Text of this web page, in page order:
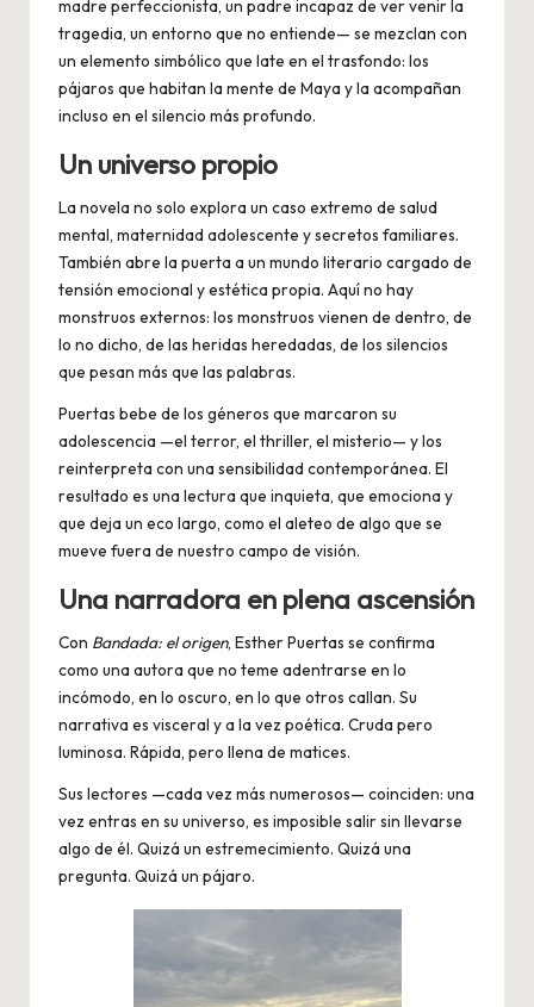
madre perfeccionista, un padre incapaz de ver venir la
tragedia, un entorno que no entiende— se mezclan con
un elemento simbólico que late en el trasfondo: los
pájaros que habitan la mente de Maya y la acompañan
incluso en el silencio más profundo.
Un universo propio
La novela no solo explora un caso extremo de salud
mental, maternidad adolescente y secretos familiares.
También abre la puerta a un mundo literario cargado de
tensión emocional y estética propia. Aquí no hay
monstruos externos: los monstruos vienen de dentro, de
lo no dicho, de las heridas heredadas, de los silencios
que pesan más que las palabras.
Puertas bebe de los géneros que marcaron su
adolescencia —el terror, el thriller, el misterio— y los
reinterpreta con una sensibilidad contemporánea. El
resultado es una lectura que inquieta, que emociona y
que deja un eco largo, como el aleteo de algo que se
mueve fuera de nuestro campo de visión.
Una narradora en plena ascensión
Con Bandada: el origen, Esther Puertas se confirma
como una autora que no teme adentrarse en lo
incómodo, en lo oscuro, en lo que otros callan. Su
narrativa es visceral y a la vez poética. Cruda pero
luminosa. Rápida, pero llena de matices.
Sus lectores —cada vez más numerosos— coinciden: una
vez entras en su universo, es imposible salir sin llevarse
algo de él. Quizá un estremecimiento. Quizá una
pregunta. Quizá un pájaro.